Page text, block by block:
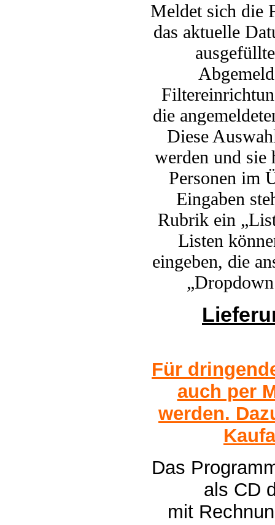
Meldet sich die
das aktuelle
die
Diese
werden und sie
Personen im
Eingaben
Rubrik ein
Listen
eingeben, die
Für
auch per
werden.
Das
als CD
mit